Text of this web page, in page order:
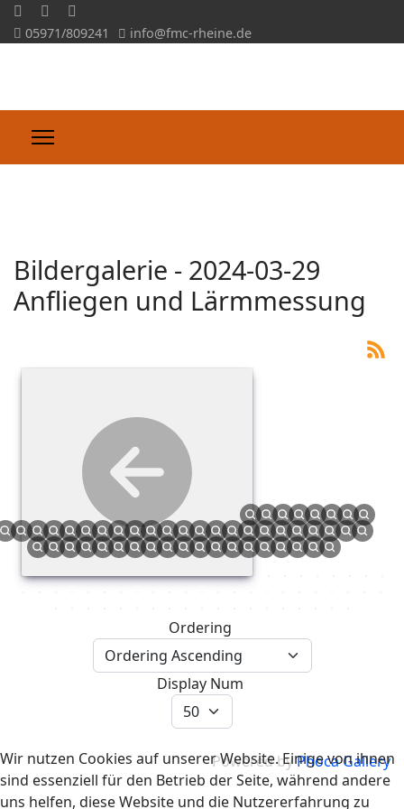
05971/809241 info@fmc-rheine.de
Bildergalerie - 2024-03-29
Anfliegen und Lärmmessung
Ordering
Display Num
Powered byPhoca Gallery
Wir nutzen Cookies auf unserer Website. Einige von ihnen
sind essenziell für den Betrieb der Seite, während andere
uns helfen, diese Website und die Nutzererfahrung zu